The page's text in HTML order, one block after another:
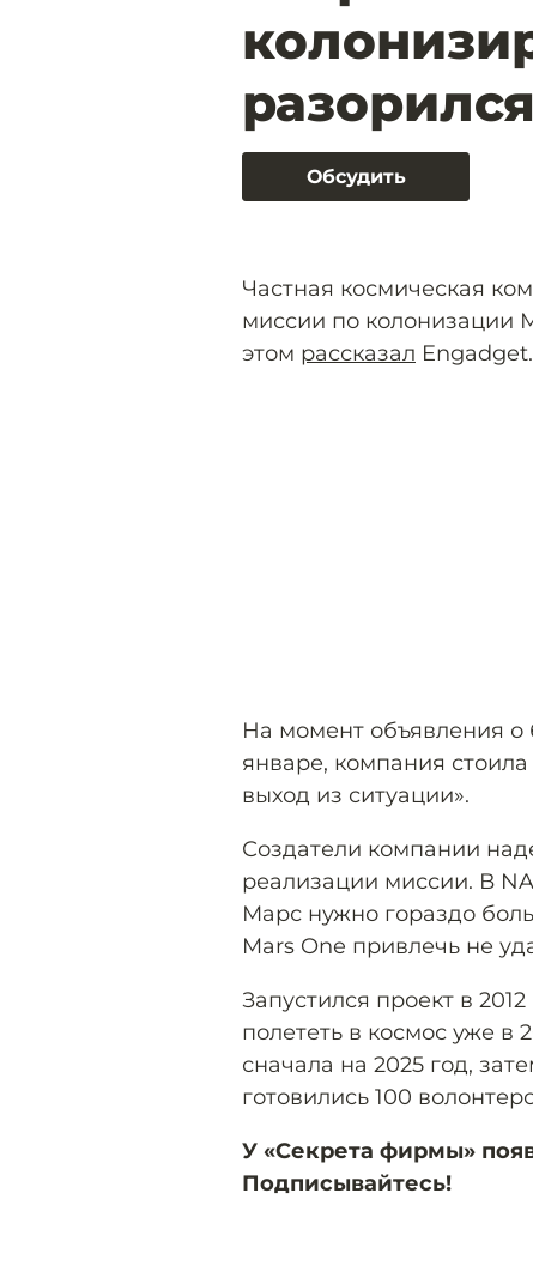
разорился
Обсудить
Частная космическая
миссии по колонизации
этом рассказал Engadget.
На момент объявления о
январе, компания
выход из ситуации».
Создатели компании
реализации миссии. В
Марс нужно гораздо
Mars One привлечь не
Запустился проект в
полететь в космос уже в
сначала на 2025 год,
готовились 100
У «Секрета фирмы»
Подписывайтесь!